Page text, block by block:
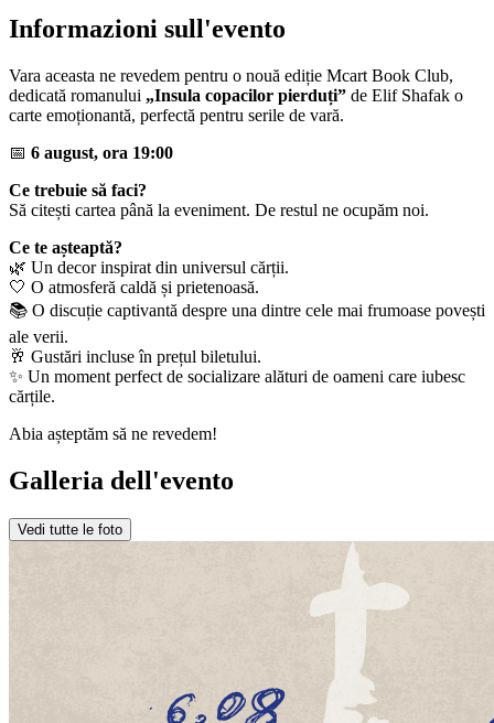
Informazioni sull'evento
Vara aceasta ne revedem pentru o nouă ediție Mcart Book Club,
dedicată romanului „Insula copacilor pierduți” de Elif Shafak o
carte emoționantă, perfectă pentru serile de vară.
📅 6 august, ora 19:00
Ce trebuie să faci?
Să citești cartea până la eveniment. De restul ne ocupăm noi.
Ce te așteaptă?
🌿 Un decor inspirat din universul cărții.
🤍 O atmosferă caldă și prietenoasă.
📚 O discuție captivantă despre una dintre cele mai frumoase povești
ale verii.
🥂 Gustări incluse în prețul biletului.
✨ Un moment perfect de socializare alături de oameni care iubesc
cărțile.
Abia așteptăm să ne revedem!
Galleria dell'evento
Vedi tutte le foto